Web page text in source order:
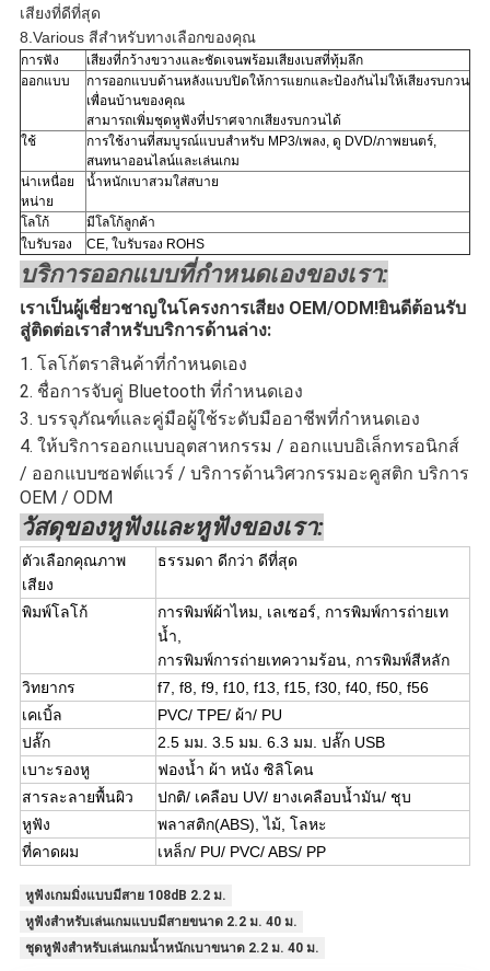
เสียงที่ดีที่สุด
8.Various สีสำหรับทางเลือกของคุณ
การฟัง
เสียงที่กว้างขวางและชัดเจนพร้อมเสียงเบสที่ทุ้มลึก
ออกแบบ
การออกแบบด้านหลังแบบปิดให้การแยกและป้องกันไม่ให้เสียงรบกวน
เพื่อนบ้านของคุณ
สามารถเพิ่มชุดหูฟังที่ปราศจากเสียงรบกวนได้
ใช้
การใช้งานที่สมบูรณ์แบบสำหรับ MP3/เพลง, ดู DVD/ภาพยนตร์,
สนทนาออนไลน์และเล่นเกม
น่าเหนื่อย
หน่าย
น้ำหนักเบาสวมใส่สบาย
โลโก้
มีโลโก้ลูกค้า
ใบรับรอง
CE, ใบรับรอง ROHS
บริการออกแบบที่กำหนดเองของเรา:
เราเป็นผู้เชี่ยวชาญในโครงการเสียง OEM/ODM!ยินดีต้อนรับ
สู่ติดต่อเราสำหรับบริการด้านล่าง:
1. โลโก้ตราสินค้าที่กำหนดเอง
2. ชื่อการจับคู่ Bluetooth ที่กำหนดเอง
3. บรรจุภัณฑ์และคู่มือผู้ใช้ระดับมืออาชีพที่กำหนดเอง
4. ให้บริการออกแบบอุตสาหกรรม / ออกแบบอิเล็กทรอนิกส์
/ ออกแบบซอฟต์แวร์ / บริการด้านวิศวกรรมอะคูสติก บริการ
OEM / ODM
วัสดุของหูฟังและหูฟังของเรา:
ตัวเลือกคุณภาพ
เสียง
ธรรมดา ดีกว่า ดีที่สุด
พิมพ์โลโก้
การพิมพ์ผ้าไหม, เลเซอร์, การพิมพ์การถ่ายเท
น้ำ,
การพิมพ์การถ่ายเทความร้อน, การพิมพ์สีหลัก
วิทยากร
f7, f8, f9, f10, f13, f15, f30, f40, f50, f56
เคเบิ้ล
PVC/ TPE/ ผ้า/ PU
ปลั๊ก
2.5 มม. 3.5 มม. 6.3 มม. ปลั๊ก USB
เบาะรองหู
ฟองน้ำ ผ้า หนัง ซิลิโคน
สารละลายพื้นผิว
ปกติ/ เคลือบ UV/ ยางเคลือบน้ำมัน/ ชุบ
หูฟัง
พลาสติก(ABS), ไม้, โลหะ
ที่คาดผม
เหล็ก/ PU/ PVC/ ABS/ PP
หูฟังเกมมิ่งแบบมีสาย 108dB 2.2 ม.
หูฟังสำหรับเล่นเกมแบบมีสายขนาด 2.2 ม. 40 ม.
ชุดหูฟังสำหรับเล่นเกมน้ำหนักเบาขนาด 2.2 ม. 40 ม.